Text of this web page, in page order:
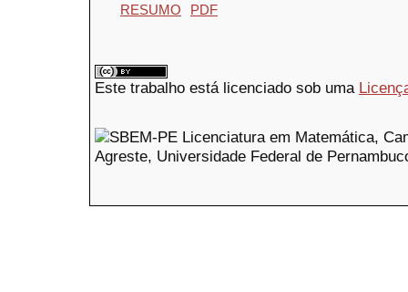
RESUMO PDF
Este trabalho está licenciado sob uma